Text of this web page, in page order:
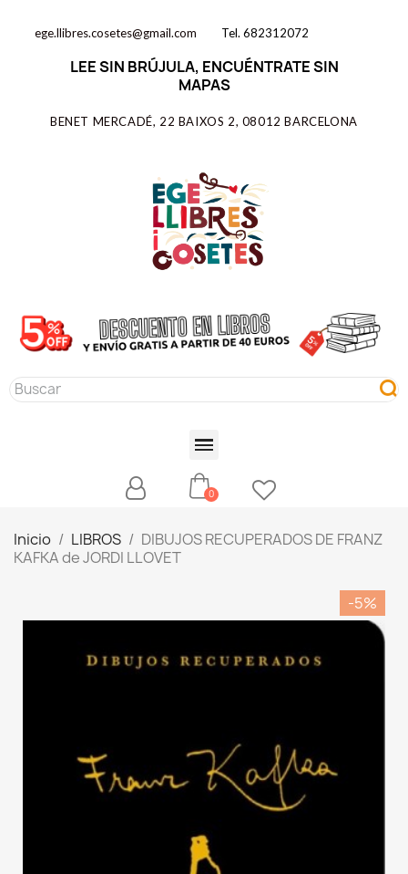
ege.llibres.cosetes@gmail.com Tel. 682312072
LEE SIN BRÚJULA, ENCUÉNTRATE SIN
MAPAS
BENET MERCADÉ, 22 BAIXOS 2, 08012 BARCELONA
Inicio LIBROS
DIBUJOS RECUPERADOS DE FRANZ
KAFKA de JORDI LLOVET
-5%